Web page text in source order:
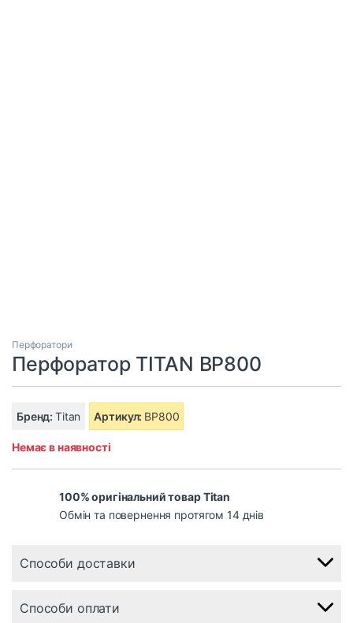
Перфоратори
Перфоратор TITAN BP800
Бренд:Titan Артикул: BP800
Немає в наявності
100% оригінальний товар Titan
Обмін та повернення протягом 14 днів
Способи доставки
Способи оплати